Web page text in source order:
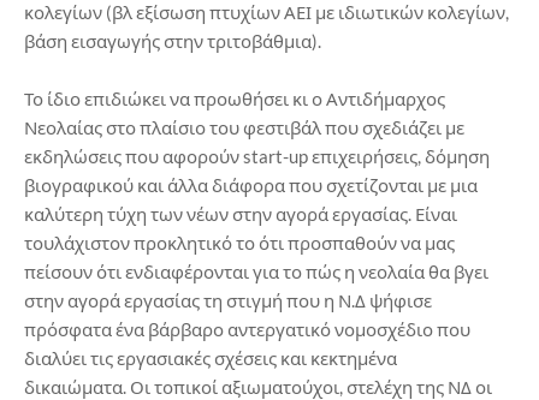
κολεγίων (βλ εξίσωση πτυχίων ΑΕΙ με ιδιωτικών κολεγίων,
βάση εισαγωγής στην τριτοβάθμια).
Το ίδιο επιδιώκει να προωθήσει κι ο Αντιδήμαρχος
Νεολαίας στο πλαίσιο του φεστιβάλ που σχεδιάζει με
εκδηλώσεις που αφορούν start-up επιχειρήσεις, δόμηση
βιογραφικού και άλλα διάφορα που σχετίζονται με μια
καλύτερη τύχη των νέων στην αγορά εργασίας. Είναι
τουλάχιστον προκλητικό το ότι προσπαθούν να μας
πείσουν ότι ενδιαφέρονται για το πώς η νεολαία θα βγει
στην αγορά εργασίας τη στιγμή που η Ν.Δ ψήφισε
πρόσφατα ένα βάρβαρο αντεργατικό νομοσχέδιο που
διαλύει τις εργασιακές σχέσεις και κεκτημένα
δικαιώματα. Οι τοπικοί αξιωματούχοι, στελέχη της ΝΔ οι